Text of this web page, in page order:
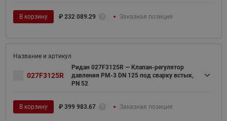
В корзину ₽ 232 089.29 Заказная позиция
027F3125R
Ридан 027F3125R — Клапан-регулятор
давления PM-3 DN 125 под сварку встык,
PN 52
В корзину ₽ 399 983.67 Заказная позиция